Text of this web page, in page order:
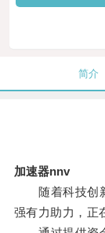
简介
加速器nnv
随着科技创新
强有力助力，正